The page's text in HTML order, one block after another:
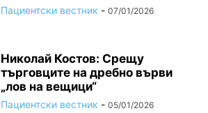
Пациентски вестник - 07/01/2026
Николай Костов: Срещу
търговците на дребно върви
„лов на вещици“
Пациентски вестник - 05/01/2026